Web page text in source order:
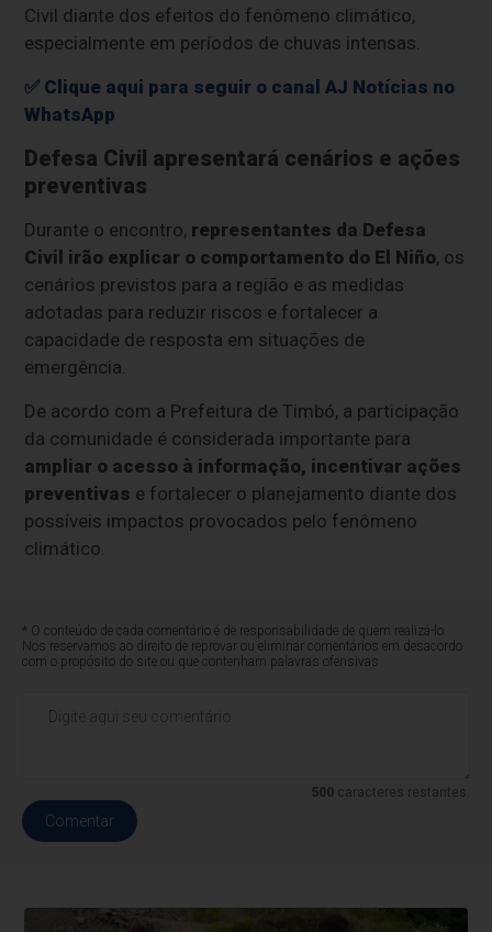
Civil diante dos efeitos do fenômeno climático,
especialmente em períodos de chuvas intensas.
✅ Clique aqui para seguir o canal AJ Notícias no
WhatsApp
Defesa Civil apresentará cenários e ações
preventivas
Durante o encontro, representantes da Defesa
Civil irão explicar o comportamento do El Niño, os
cenários previstos para a região e as medidas
adotadas para reduzir riscos e fortalecer a
capacidade de resposta em situações de
emergência.
De acordo com a Prefeitura de Timbó, a participação
da comunidade é considerada importante para
ampliar o acesso à informação, incentivar ações
preventivas e fortalecer o planejamento diante dos
possíveis impactos provocados pelo fenômeno
climático.
* O conteúdo de cada comentário é de responsabilidade de quem realizá-lo.
Nos reservamos ao direito de reprovar ou eliminar comentários em desacordo
com o propósito do site ou que contenham palavras ofensivas.
500caracteres restantes.
Comentar